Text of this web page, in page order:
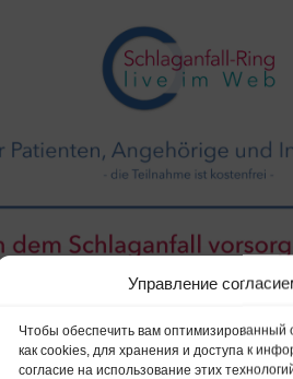
Управление
Чтобы обеспечить вам оптимизированный
как cookies, для хранения и доступа к
согласие на использование этих